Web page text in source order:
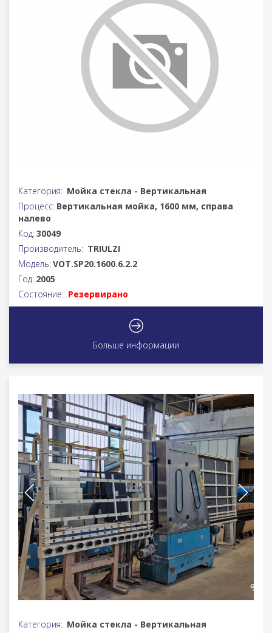
Категория: Мойка стекла - Вертикальная
Процесс: Вертикальная мойка, 1600 мм, справа
налево
Код:30049
Производитель: TRIULZI
Модель:VOT.SP20.1600.6.2.2
Год: 2005
Состояние: Резервирано
Больше информации
Категория: Мойка стекла - Вертикальная